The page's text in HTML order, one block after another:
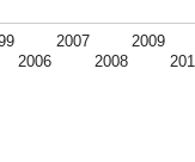
2006
2007
2008
2009